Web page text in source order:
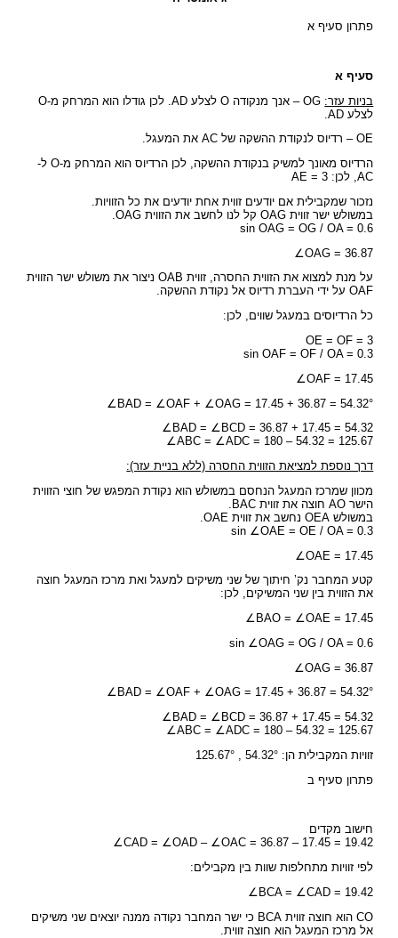
פתרון סעיף א
סעיף א
בניות עזר:
OG – אנך מנקודה O לצלע AD. לכן גודלו הוא המרחק מ-O
לצלע AD.
OE – רדיוס לנקודת ההשקה של AC את המעגל.
הרדיוס מאונך למשיק בנקודת ההשקה, לכן הרדיוס הוא המרחק מ-O ל-
AC, לכן: AE = 3
נזכור שמקבילית אם יודעים זווית אחת יודעים את כל הזוויות.
במשולש ישר זווית OAG קל לנו לחשב את הזווית OAG.
sin OAG = OG / OA = 0.6
∠OAG = 36.87
על מנת למצוא את הזווית החסרה, זווית OAB ניצור את משולש ישר הזווית
OAF על ידי העברת רדיוס אל נקודת ההשקה.
כל הרדיוסים במעגל שווים, לכן:
OE = OF = 3
sin OAF = OF / OA = 0.3
∠OAF = 17.45
∠BAD = ∠OAF + ∠OAG = 17.45 + 36.87 = 54.32°
∠BAD = ∠BCD = 36.87 + 17.45 = 54.32
∠ABC = ∠ADC = 180 – 54.32 = 125.67
דרך נוספת למציאת הזווית החסרה (ללא בניית עזר):
מכוון שמרכז המעגל הנחסם במשולש הוא נקודת המפגש של חוצי הזווית
הישר AO חוצה את זווית BAC.
במשולש OEA נחשב את זווית OAE.
sin ∠OAE = OE / OA = 0.3
∠OAE = 17.45
קטע המחבר נק’ חיתוך של שני משיקים למעגל ואת מרכז המעגל חוצה
את הזווית בין שני המשיקים, לכן:
∠BAO = ∠OAE = 17.45
sin ∠OAG = OG / OA = 0.6
∠OAG = 36.87
∠BAD = ∠OAF + ∠OAG = 17.45 + 36.87 = 54.32°
∠BAD = ∠BCD = 36.87 + 17.45 = 54.32
∠ABC = ∠ADC = 180 – 54.32 = 125.67
זוויות המקבילית הן: 54.32° , 125.67°
פתרון סעיף ב
חישוב מקדים
∠CAD = ∠OAD – ∠OAC = 36.87 – 17.45 = 19.42
לפי זוויות מתחלפות שוות בין מקבילים:
∠BCA = ∠CAD = 19.42
CO הוא חוצה זווית BCA כי ישר המחבר נקודה ממנה יוצאים שני משיקים
אל מרכז המעגל הוא חוצה זווית.